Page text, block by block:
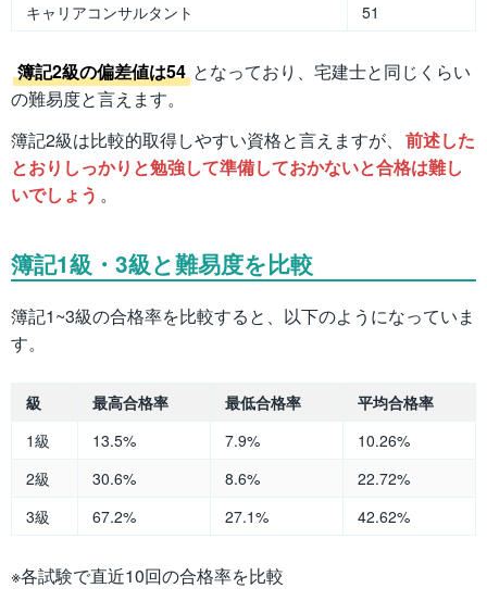
キャリアコンサルタント
51
簿記2級の偏差値は54 となっており、宅建士と同じくらい
の難易度と言えます。
簿記2級は比較的取得しやすい資格と言えますが、 前述した
とおりしっかりと勉強して準備しておかないと合格は難し
いでしょう 。
簿記1級・3級と難易度を比較
簿記1~3級の合格率を比較すると、以下のようになっていま
す。
級 最高合格率 最低合格率
平均合格率
1級
13.5% 7.9%
10.26%
2級
30.6% 8.6%
22.72%
3級
67.2% 27.1% 42.62%
※各試験で直近10回の合格率を比較